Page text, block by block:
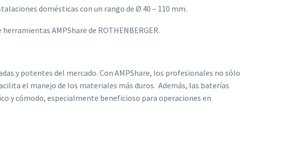
domésticas con un rango de Ø 40 – 110 mm.
AMPShare de ROTHENBERGER.
y potentes del mercado. Con AMPShare, los profesionales no sólo
el manejo de los materiales más duros. Además, las baterías
y cómodo, especialmente beneficioso para operaciones en